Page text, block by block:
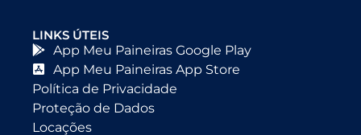
LINKS ÚTEIS
App Meu Paineiras Google Play
App Meu Paineiras App Store
Política de Privacidade
Proteção de Dados
Locações